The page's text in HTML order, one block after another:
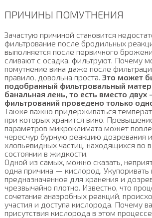
ПРИЧИНЫ ПОМУТНЕНИЯ
Зачастую причиной становится
фильтрование после бродильных
выполняется после первичного
сливают с осадка, фильтруют. Почему
помутнение вина даже после
правило, довольна проста. Это может
подобранный фильтровальный
банальная лень, то есть вместо двух
фильтрований проведено только
Также важно придерживаться
при которых хранится вино.
параметров микроклимата может
чересчур бурную реакцию дозревания
хлопьевидных частиц, находящихся во
состоянии в жидкости.
Одной из самых, можно сказать,
одна причина — кислород. Укупоривать
предназначенное для хранения и
чрезвычайно плотно. Известно, что
сочетание анаэробных реакций,
участия и доступа кислорода. Почему
присутствия кислорода в этом